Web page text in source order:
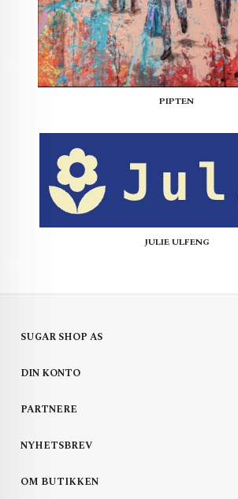
PIPTEN
JULIE ULFENG
SUGAR SHOP AS
DIN KONTO
PARTNERE
NYHETSBREV
OM BUTIKKEN